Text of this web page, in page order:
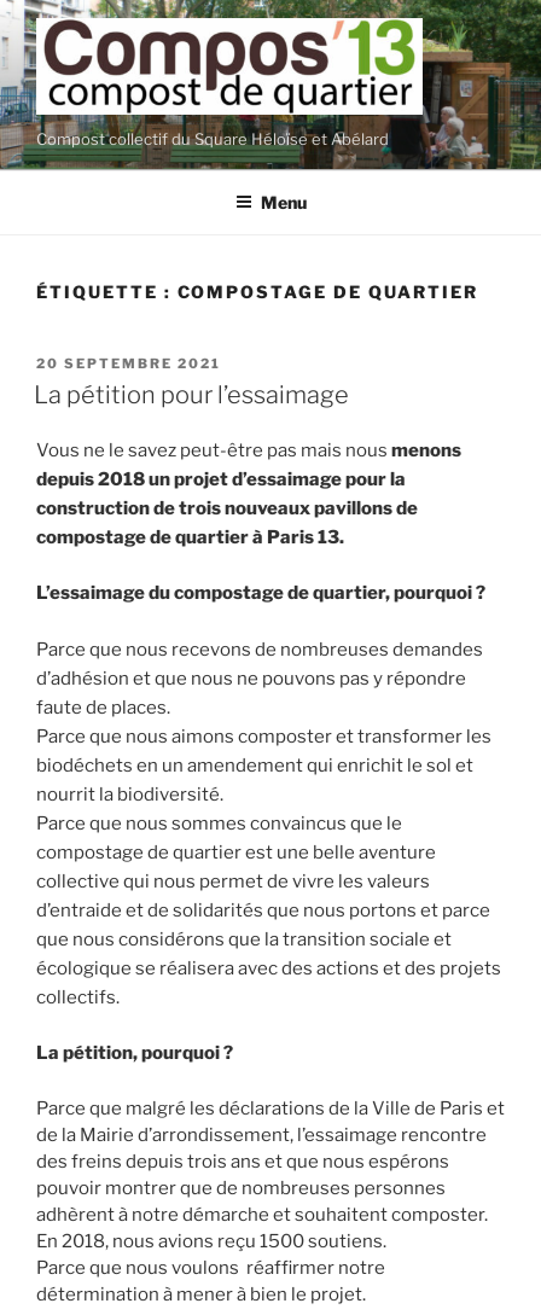
Aller
au
contenu
principal
Compost collectif du Square Héloïse et Abélard
Menu
ÉTIQUETTE : COMPOSTAGE DE QUARTIER
PUBLIÉ
LE
20 SEPTEMBRE 2021
La pétition pour l’essaimage
Vous ne le savez peut-être pas mais nous menons
depuis 2018 un projet d’essaimage pour la
construction de trois nouveaux pavillons de
compostage de quartier à Paris 13.
L’essaimage du compostage de quartier, pourquoi ?
Parce que nous recevons de nombreuses demandes
d’adhésion et que nous ne pouvons pas y répondre
faute de places.
Parce que nous aimons composter et transformer les
biodéchets en un amendement qui enrichit le sol et
nourrit la biodiversité.
Parce que nous sommes convaincus que le
compostage de quartier est une belle aventure
collective qui nous permet de vivre les valeurs
d’entraide et de solidarités que nous portons et parce
que nous considérons que la transition sociale et
écologique se réalisera avec des actions et des projets
collectifs.
La pétition, pourquoi ?
Parce que malgré les déclarations de la Ville de Paris et
de la Mairie d’arrondissement, l’essaimage rencontre
des freins depuis trois ans et que nous espérons
pouvoir montrer que de nombreuses personnes
adhèrent à notre démarche et souhaitent composter.
En 2018, nous avions reçu 1500 soutiens.
Parce que nous voulons réaffirmer notre
détermination à mener à bien le projet.